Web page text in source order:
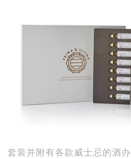
套装并附有各款威士忌的酒办